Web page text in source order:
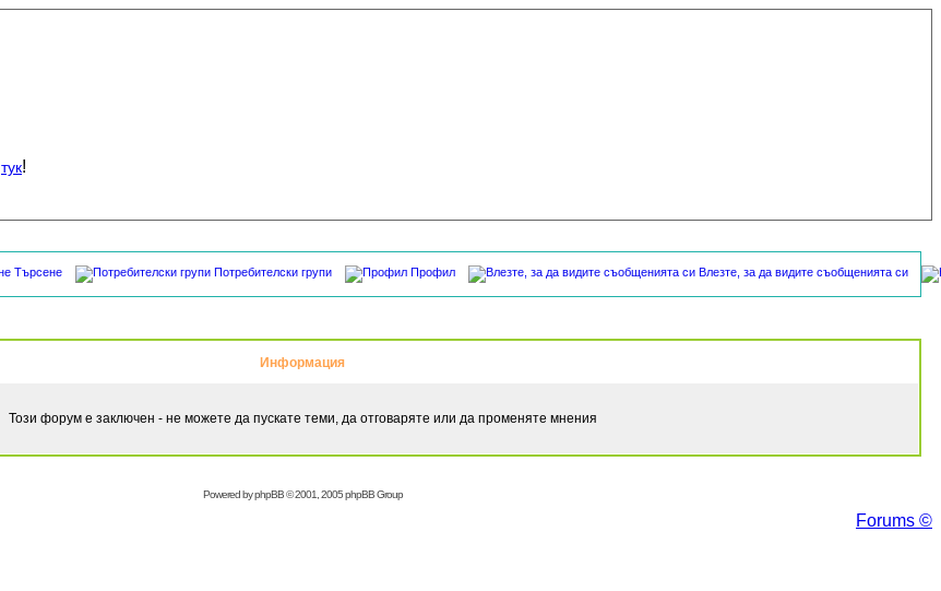
тук!
Търсене Потребителски групи Профил Влезте, за да видите съобщенията си
Информация
Този форум е заключен - не можете да пускате теми, да отговаряте или да променяте мнения
Powered byphpBB© 2001, 2005 phpBB Group
Forums ©